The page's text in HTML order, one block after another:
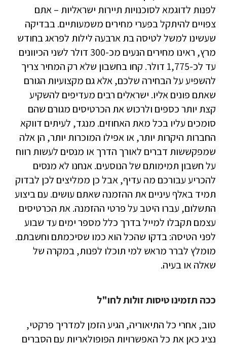
לפנות לדוגמא לסוכנויות תיירות ישראליות – אתם
צפויים להיתקל בפערי מחירים משמעותיים. בבדיקה
שעשינו למשל לטיסה בת ארבעה לילות לפראג בחודש
מרץ, ראינו מחירים הנעים מכ-300 דולר לשני הכיוונים
עד לכ-1,775 דולר. קחו בחשבון שלא רק המחיר צריך
להשפיע על הבחירה שלכם, אלא גם מקצועיות הגורם
שאתם פונים אליו. ישראלים רבים מעדיפים להשקיע
קצת יותר כספים ולרכוש את הכרטיסים מגורם שהם
סומכים עליו בכל מאת האחוזים. מנגד, לעיתים דווקא
החברות היקרות יותר, או אפילו המוכרות יותר, הן אלה
שמפקששות דברים לאורך הדרך או מנסים לעשות רווח
על חשבון תמימותם של הנוסעים. אנחנו לא מנסים
להכריע עבורכם מה עדיף, אבל כן ממליצים לכן לבדוק
תמיד באלף עיניים את ההזמנה שאתם עושים. עם ביצוע
התשלום, עברו היטב על פרטי ההזמנה. את הכרטיסים
עצמם תקבלו למייל בדרך כלל מספר ימים עד שבוע
לפני הטיסה: בדקו שהכל הוא כמו שסיכמתם וחשבתם.
מומלץ לברר מראש למי תוכלו לפנות, במקרה של
שאלה או בעיה.
ככה תזמינו טיסות זולות לחו"ל
טוב, אחרי כל התיאוריה, הגיע הזמן למדריך פרקטי,
נציג כאן את כל האפשרויות הפופולאריות עם הסברים